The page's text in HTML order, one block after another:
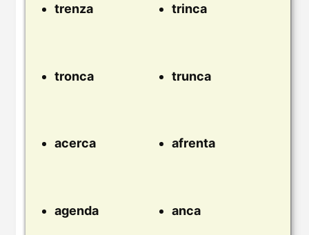
trenza trinca
tronca trunca
acerca afrenta
agenda anca